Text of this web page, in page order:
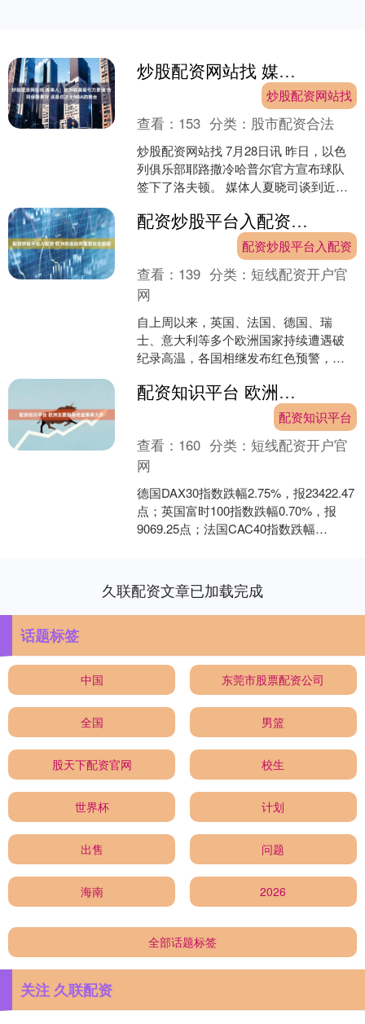
炒股配资网站找 媒体人：欧洲联赛吸引力更强 合同保障更好 还是仅次于NBA的舞台
炒股配资网站找
查看： 153 分类： 股市配资合法
炒股配资网站找 7月28日讯 昨日，以色
列俱乐部耶路撒冷哈普尔官方宣布球队
签下了洛夫顿。 媒体人夏晓司谈到近期
下： 不得不说，....
配资炒股平台入配资 欧洲热浪如何重塑投资版图
配资炒股平台入配资
查看： 139 分类： 短线配资开户官
网
自上周以来，英国、法国、德国、瑞
士、意大利等多个欧洲国家持续遭遇破
纪录高温，各国相继发布红色预警，警
是欧洲今年以来遭遇的.... 配资知识平台 欧洲主要股指收盘集体大跌
配资知识平台
查看： 160 分类： 短线配资开户官
网
德国DAX30指数跌幅2.75%，报23422.47
点；英国富时100指数跌幅0.70%，报
9069.25点；法国CAC40指数跌幅
久联配资文章已加载完成
话题标签
中国 东莞市股票配资公司
全国 男篮
股天下配资官网 校生
世界杯 计划
出售 问题
海南 2026
全部话题标签
关注 久联配资